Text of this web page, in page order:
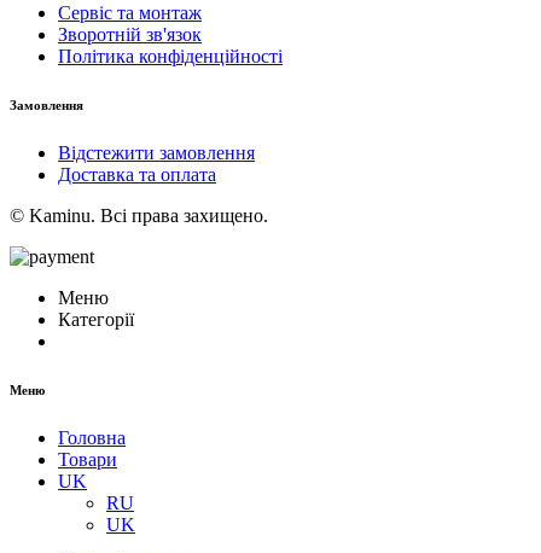
Сервіс та монтаж
Зворотній зв'язок
Політика конфіденційності
Замовлення
Відстежити замовлення
Доставка та оплата
© Kaminu. Всі права захищено.
Меню
Категорії
Меню
Головна
Товари
UK
RU
UK